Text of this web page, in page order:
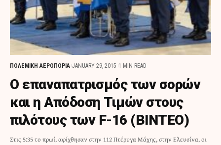
ΠΟΛΕΜΙΚΗ ΑΕΡΟΠΟΡΙΑ JANUARY 29, 2015 1 MIN READ
O επαναπατρισμός των σορών
και η Απόδοση Τιμών στους
πιλότους των F-16 (BINTEO)
Στις 5:35 το πρωί, αφίχθησαν στην 112 Πτέρυγα Μάχης, στην Ελευσίνα, οι